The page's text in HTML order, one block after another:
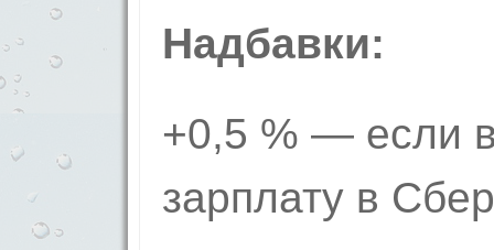
Надбавки:
+0,5 % — если
зарплату в